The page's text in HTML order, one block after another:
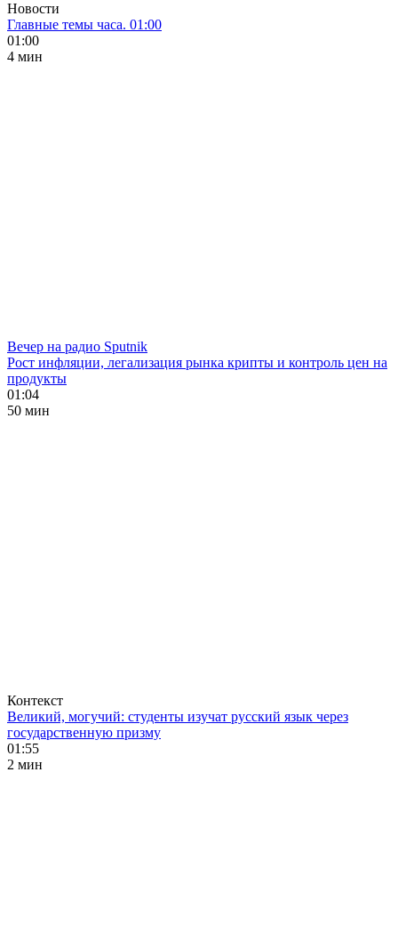
Новости
Главные темы часа. 01:00
01:00
4 мин
Вечер на радио Sputnik
Рост инфляции, легализация рынка крипты и контроль цен на
продукты
01:04
50 мин
Контекст
Великий, могучий: студенты изучат русский язык через
государственную призму
01:55
2 мин